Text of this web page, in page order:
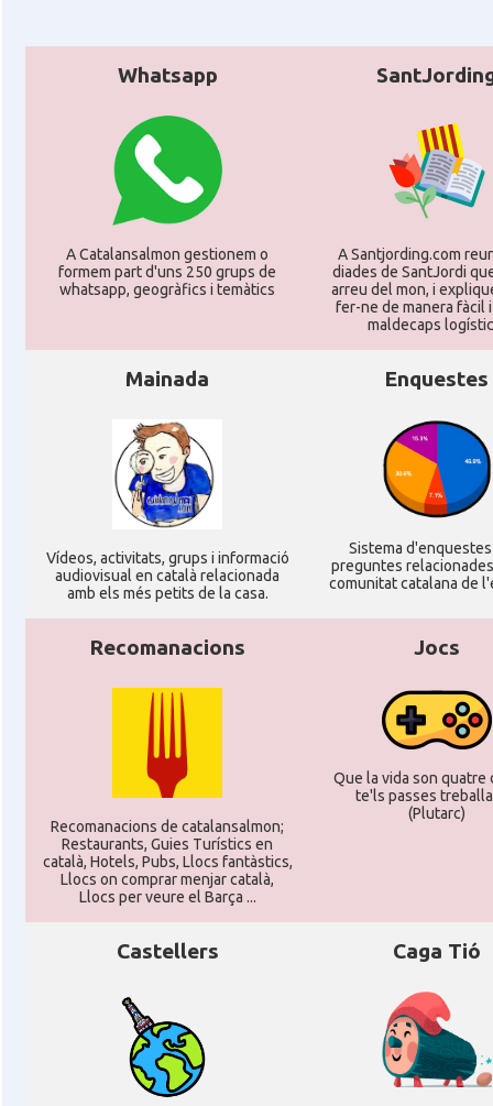
CAMON Catalans a RENNES
CAMON Catalans a STRASBOURG
CAMON Catalans a TROYES
Casal Català de Grenoble (Maison de
Casal Català de Nantes "Tirant lo
Casal Casal Català de Tolosa de Llenguadoc
Casal Casal de Catalunya de París
Centre Català d'Occitània
Perpinyà
Casal Cercle Català de Marsella
Acció
Consolat Consolat general a Bayonne
Whatsapp
A Catalansalmon gestionem o
formem part d'uns 250 grups de
whatsapp, geogràfics i temàtics
A Santjording.com
diades de SantJordi
arreu del mon, i
fer-ne de manera fàcil
maldecaps
Mainada
Ví­deos, activitats, grups i informació
audiovisual en català relacionada
amb els més petits de la casa.
Enquestes
Sistema
preguntes
comunitat catalana de
Recomanacions
Recomanacions de catalansalmon;
Restaurants, Guies Turístics en
català, Hotels, Pubs, Llocs fantàstics,
Llocs on comprar menjar català,
Llocs per veure el Barça ...
Jocs
Que la vida son quatre
te'ls passes
(Plutarc)
Castellers Caga Tió